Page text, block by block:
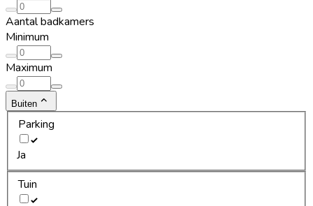
Aantal badkamers
Minimum
Maximum
Buiten
Parking
Ja
Tuin